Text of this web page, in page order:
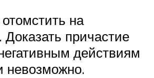
на
Доказать причастие
действиям
невозможно.